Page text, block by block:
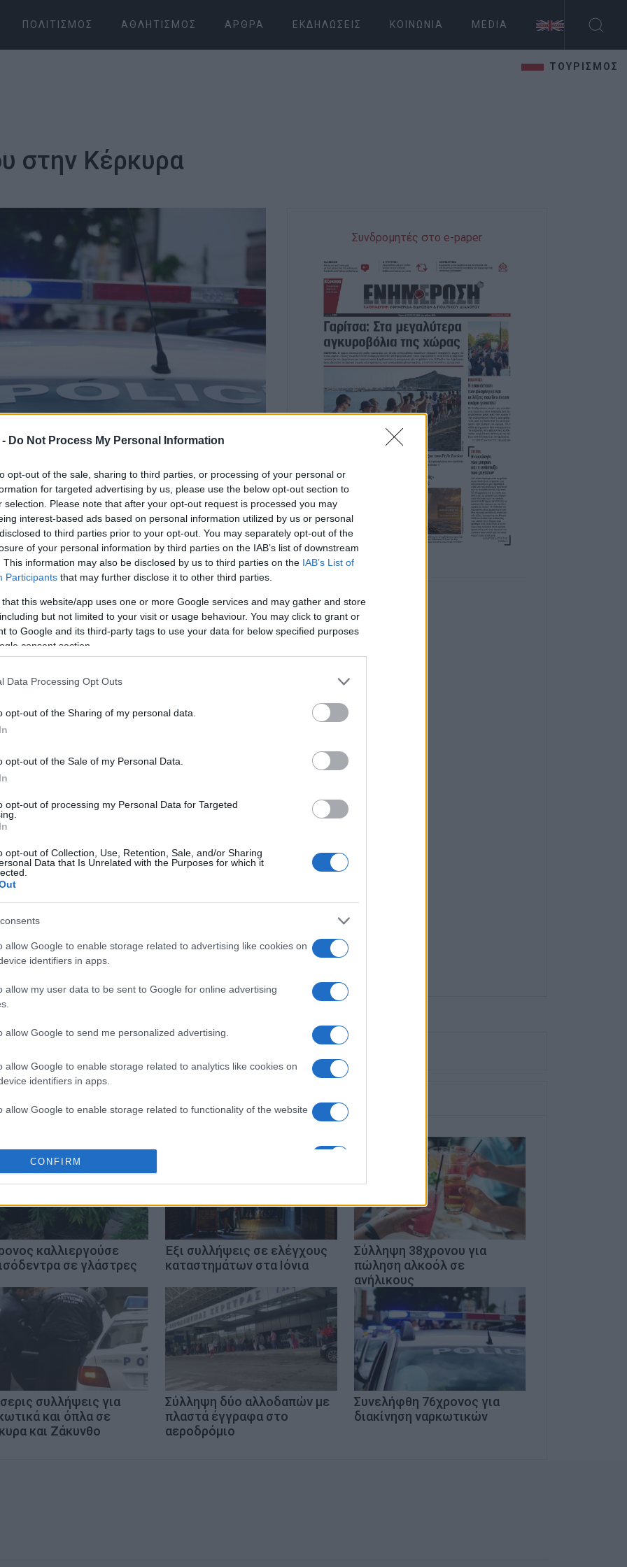
Do Not Process My Personal Information
opt-out of the sale, sharing to third parties, or processing of your personal or
for targeted advertising by us, please use the below opt-out section to
selection. Please note that after your opt-out request is processed you may
interest-based ads based on personal information utilized by us or personal
to third parties prior to your opt-out. You may separately opt-out of the
of your personal information by third parties on the IAB’s list of downstream
This information may also be disclosed by us to third parties on the IAB’s List of
Participants that may further disclose it to other third parties.
that this website/app uses one or more Google services and may gather and store
but not limited to your visit or usage behaviour. You may click to grant or
to Google and its third-party tags to use your data for below specified purposes
consent section.
Data Processing Opt Outs
opt-out of the Sharing of my personal data.
opt-out of the Sale of my Personal Data.
opt-out of processing my Personal Data for Targeted
opt-out of Collection, Use, Retention, Sale, and/or Sharing
Data that Is Unrelated with the Purposes for which it
allow Google to enable storage related to advertising like cookies on
identifiers in apps.
allow my user data to be sent to Google for online advertising
allow Google to send me personalized advertising.
allow Google to enable storage related to analytics like cookies on
identifiers in apps.
allow Google to enable storage related to functionality of the website
allow Google to enable storage related to personalization.
allow Google to enable storage related to security, including
CONFIRM
ΠΟΛΙΤΙΣΜΌΣ ΑΘΛΗΤΙΣΜΌΣ ΆΡΘΡΑ ΕΚΔΗΛΏΣΕΙΣ ΚΟΙΝΩΝΊΑ MEDIA
ΤΟΥΡΙΣΜΟΣ
στην Κέρκυρα
απόφαση της
ώρες σήμερα, 2 Ιουνίου 2026, στην Κέρκυρα,
ο οποίος παρέμενε παράνομα στη Χώρα και σε
της Εισαγγελίας Πρωτοδικών Γρεβενών, με
αδίκημα της προσβολής γενετήσιας
αλλοδαπών.
αρχή.
Facebook
Συνδρομητές στο e-paper
καλλιεργούσε
σε γλάστρες
Έξι συλλήψεις σε ελέγχους
καταστημάτων στα Ιόνια
Σύλληψη 38χρονου για
πώληση αλκοόλ σε
ανήλικους
συλλήψεις για
και όπλα σε
και Ζάκυνθο
Σύλληψη δύο αλλοδαπών με
πλαστά έγγραφα στο
αεροδρόμιο
Συνελήφθη 76χρονος για
διακίνηση ναρκωτικών